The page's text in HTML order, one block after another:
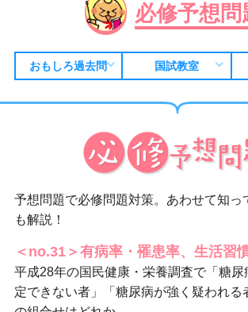
必修予想問
おもしろ過去問 国試教室
予想問題で必修問題対策。あわせて知っ
も解説！
＜no.31＞有病率・罹患率、生活習
平成28年の国民健康・栄養調査で「糖尿
定できない者」「糖尿病が強く疑われる